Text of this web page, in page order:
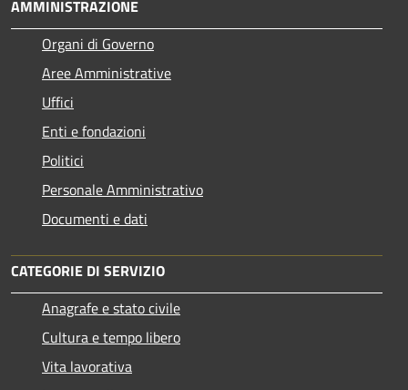
AMMINISTRAZIONE
Organi di Governo
Aree Amministrative
Uffici
Enti e fondazioni
Politici
Personale Amministrativo
Documenti e dati
CATEGORIE DI SERVIZIO
Anagrafe e stato civile
Cultura e tempo libero
Vita lavorativa